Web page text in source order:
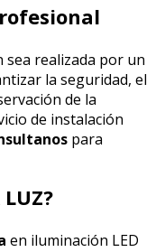
sea realizada por un
la seguridad, el
de la
de instalación
para
en iluminación LED